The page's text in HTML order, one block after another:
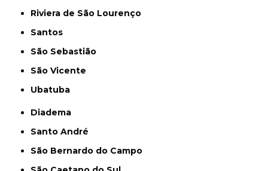
Riviera de São Lourenço
Santos
São Sebastião
São Vicente
Ubatuba
Diadema
Santo André
São Bernardo do Campo